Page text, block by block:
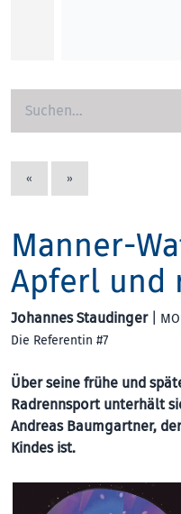
« »
Manner-
Apferl und
Johannes Staudinger|
Die Referentin #7
Über seine frühe und
Radrennsport unterhält
Andreas Baumgartner,
Kindes ist.